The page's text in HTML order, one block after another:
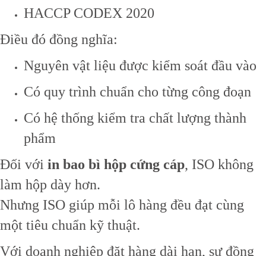
HACCP CODEX 2020
Điều đó đồng nghĩa:
Nguyên vật liệu được kiểm soát đầu vào
Có quy trình chuẩn cho từng công đoạn
Có hệ thống kiểm tra chất lượng thành
phẩm
Đối với in bao bì hộp cứng cáp, ISO không
làm hộp dày hơn.
Nhưng ISO giúp mỗi lô hàng đều đạt cùng
một tiêu chuẩn kỹ thuật.
Với doanh nghiệp đặt hàng dài hạn, sự đồng